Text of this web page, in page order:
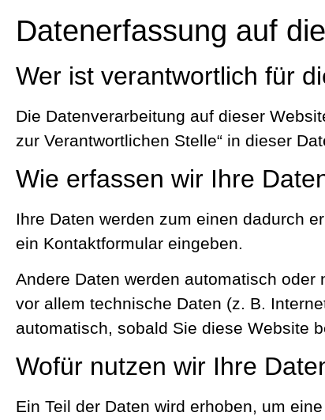
Datenerfassung auf
Wer ist verantwortlich für
Die Datenverarbeitung auf dieser
zur Verantwortlichen Stelle“ in dieser
Wie erfassen wir Ihre
Ihre Daten werden zum einen dadurch
ein Kontaktformular eingeben.
Andere Daten werden automatisch
vor allem technische Daten (z. B.
automatisch, sobald Sie diese Website
Wofür nutzen wir Ihre
Ein Teil der Daten wird erhoben, um